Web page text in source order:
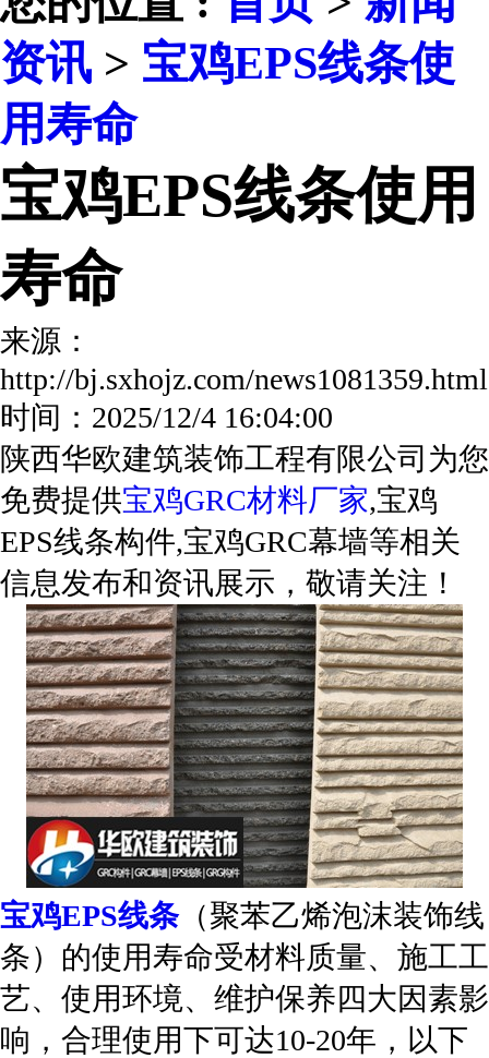
资讯 > 宝鸡EPS线条使
用寿命
宝鸡EPS线条使用
寿命
来源：
http://bj.sxhojz.com/
时间：2025/12/4 16:04:00
陕西华欧建筑装饰工程有限公司为您
免费提供宝鸡GRC材料厂家,宝鸡
EPS线条构件,宝鸡GRC幕墙等相关
信息发布和资讯展示，敬请关注！
宝鸡EPS线条（聚苯乙烯泡沫装饰线
条）的使用寿命受‌材料质量、施工工
艺、使用环境、维护保养‌四大因素影
响，‌合理使用下可达10-20年‌，以下